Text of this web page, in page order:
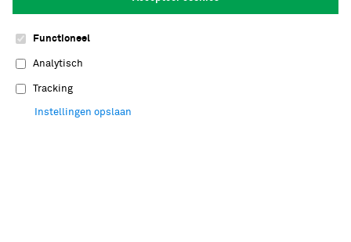
Bij Naturalis werken meer dan honderd
Functioneel
Analytisch
Tracking
Instellingen opslaan